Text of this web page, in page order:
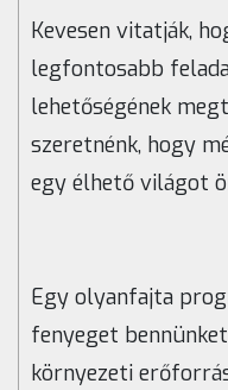
Kevesen vitatják,
legfontosabb
lehetőségének
szeretnénk, hogy
egy élhető világot
Egy olyanfajta
fenyeget
környezeti